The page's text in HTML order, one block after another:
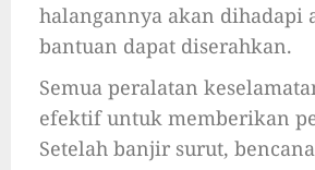
halangannya akan dihadapi
bantuan dapat diserahkan.
Semua peralatan
efektif untuk memberikan
Setelah banjir surut,